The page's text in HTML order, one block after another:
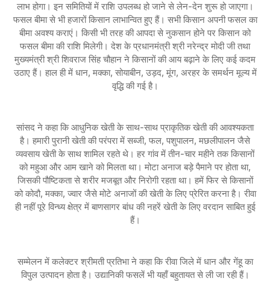
लाभ होगा। इन समितियों में राशि उपलब्ध हो जाने से लेन-देन शुरू हो जाएगा।
फसल बीमा से भी हजारों किसान लाभान्वित हुए हैं। सभी किसान अपनी फसल का
बीमा अवश्य कराएं। किसी भी तरह की आपदा से नुकसान होने पर किसान को
फसल बीमा की राशि मिलेगी। देश के प्रधानमंत्री श्री नरेन्द्र मोदी जी तथा
मुख्यमंत्री श्री शिवराज सिंह चौहान ने किसानों की आय बढ़ाने के लिए कई कदम
उठाए हैं। हाल ही में धान, मक्का, सोयाबीन, उड़द, मूंग, अरहर के समर्थन मूल्य में
वृद्धि की गई है।
सांसद ने कहा कि आधुनिक खेती के साथ-साथ प्राकृतिक खेती की आवश्यकता
है। हमारी पुरानी खेती की परंपरा में सब्जी, फल, पशुपालन, मछलीपालन जैसे
व्यवसाय खेती के साथ शामिल रहते थे। हर गांव में तीन-चार महीने तक किसानों
को महुआ और आम खाने को मिलता था। मोटा अनाज बड़े पैमाने पर होता था,
जिसकी पौष्टिकता से शरीर मजबूत और निरोगी रहता था। हमें फिर से किसानों
को कोदौ, मक्का, ज्वार जैसे मोटे अनाजों की खेती के लिए प्रेरित करना है। रीवा
ही नहीं पूरे विन्ध्य क्षेत्र में बाणसागर बांध की नहरें खेती के लिए वरदान साबित हुई
हैं।
सम्मेलन में कलेक्टर श्रीमती प्रतिभा ने कहा कि रीवा जिले में धान और गेंहू का
विपुल उत्पादन होता है। उद्यानिकी फसलें भी यहाँ बहुतायत से ली जा रही हैं।